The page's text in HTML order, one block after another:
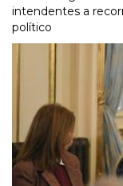
intendentes a
político